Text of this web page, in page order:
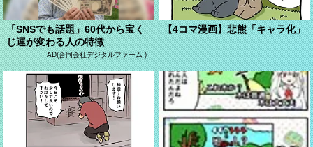
「SNSでも話題」60代から宝く
じ運が変わる人の特徴
AD(合同会社デジタルファーム )
【4コマ漫画】悲熊「キャラ化」